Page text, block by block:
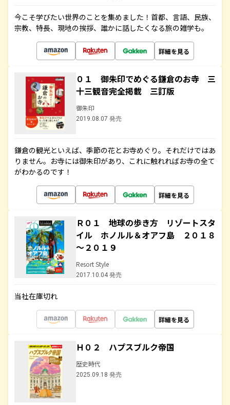
今こそ学びたい世界のことを集めました！首都、言語、民族、
宗教、特長、現地の挨拶、誰かに話したくなる旅の雑学も。
詳細を見る
０１ 御朱印でめぐる鎌倉のお寺 三
十三観音完全掲載 三訂版
御朱印
2019.08.07 発売
鎌倉の観光といえば、季節の花とお寺めぐり。それだけではあ
りません。お寺には御朱印があり、これに触れればお寺の全て
がわかるのです！
詳細を見る
Ｒ０１ 地球の歩き方 リゾートスタ
イル ホノルル＆オアフ島 ２０１８
～２０１９
Resort Style
2017.10.04 発売
当社在庫切れ
詳細を見る
Ｈ０２ ハプスブルク帝国
歴史時代
2025.09.18 発売